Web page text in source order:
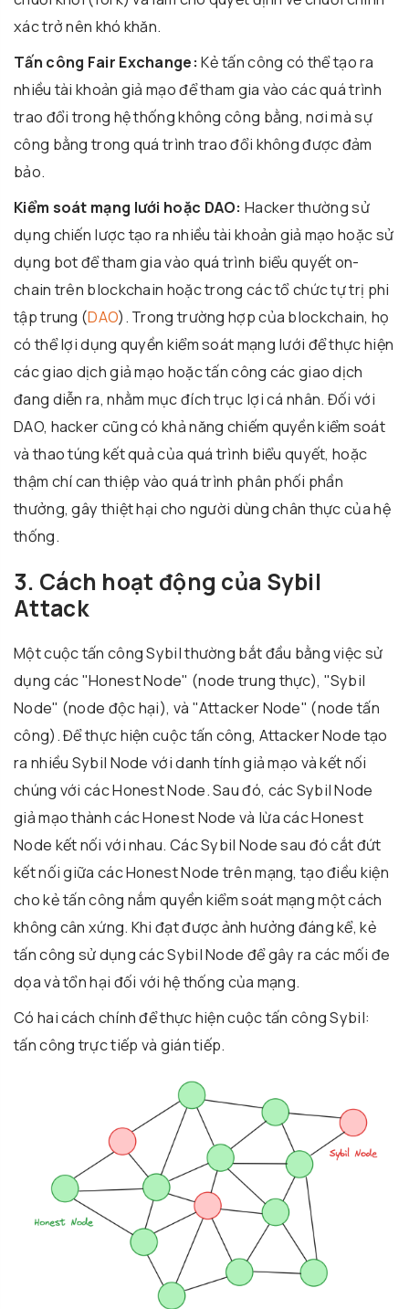
xác trở nên khó khăn.
Tấn công Fair Exchange: Kẻ tấn công có thể tạo ra
nhiều tài khoản giả mạo để tham gia vào các quá trình
trao đổi trong hệ thống không công bằng, nơi mà sự
công bằng trong quá trình trao đổi không được đảm
bảo.
Kiểm soát mạng lưới hoặc DAO: Hacker thường sử
dụng chiến lược tạo ra nhiều tài khoản giả mạo hoặc sử
dụng bot để tham gia vào quá trình biểu quyết on-
chain trên blockchain hoặc trong các tổ chức tự trị phi
tập trung (DAO). Trong trường hợp của blockchain, họ
có thể lợi dụng quyền kiểm soát mạng lưới để thực hiện
các giao dịch giả mạo hoặc tấn công các giao dịch
đang diễn ra, nhằm mục đích trục lợi cá nhân. Đối với
DAO, hacker cũng có khả năng chiếm quyền kiểm soát
và thao túng kết quả của quá trình biểu quyết, hoặc
thậm chí can thiệp vào quá trình phân phối phần
thưởng, gây thiệt hại cho người dùng chân thực của hệ
thống.
3. Cách hoạt động của Sybil
Attack
Một cuộc tấn công Sybil thường bắt đầu bằng việc sử
dụng các "Honest Node" (node trung thực), "Sybil
Node" (node độc hại), và "Attacker Node" (node tấn
công). Để thực hiện cuộc tấn công, Attacker Node tạo
ra nhiều Sybil Node với danh tính giả mạo và kết nối
chúng với các Honest Node. Sau đó, các Sybil Node
giả mạo thành các Honest Node và lừa các Honest
Node kết nối với nhau. Các Sybil Node sau đó cắt đứt
kết nối giữa các Honest Node trên mạng, tạo điều kiện
cho kẻ tấn công nắm quyền kiểm soát mạng một cách
không cân xứng. Khi đạt được ảnh hưởng đáng kể, kẻ
tấn công sử dụng các Sybil Node để gây ra các mối đe
dọa và tổn hại đối với hệ thống của mạng.
Có hai cách chính để thực hiện cuộc tấn công Sybil:
tấn công trực tiếp và gián tiếp.